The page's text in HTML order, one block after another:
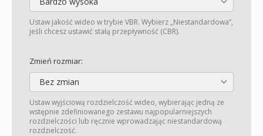
Ustaw jakość wideo w trybie VBR. Wybierz „Niestandardowa”,
jeśli chcesz ustawić stałą przepływność (CBR).
Zmień rozmiar:
Bez zmian
Ustaw wyjściową rozdzielczość wideo, wybierając jedną ze
wstępnie zdefiniowanego zestawu najpopularniejszych
rozdzielczości lub ręcznie wprowadzając niestandardową
rozdzielczość.